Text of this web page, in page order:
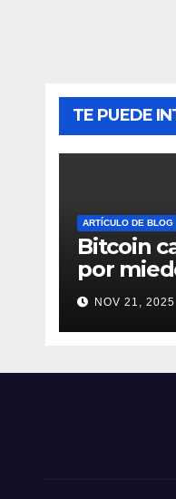
TE PUEDE
ARTÍCULO DE BLOG
Bitcoin
por
nervios
#crypto
NOV 21, 2025